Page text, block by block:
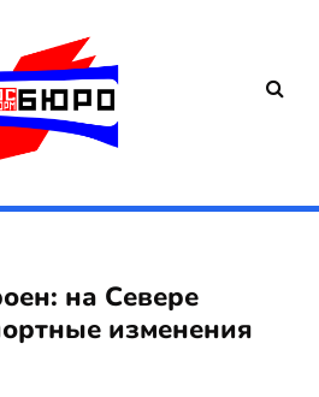
на Севере
изменения